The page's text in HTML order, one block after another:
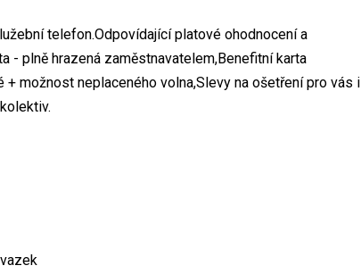
telefon.Odpovídající platové ohodnocení a
- plně hrazená zaměstnavatelem,Benefitní karta
možnost neplaceného volna,Slevy na ošetření pro vás i